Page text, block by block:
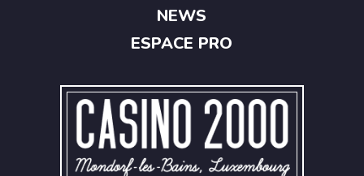
NEWS
ESPACE PRO